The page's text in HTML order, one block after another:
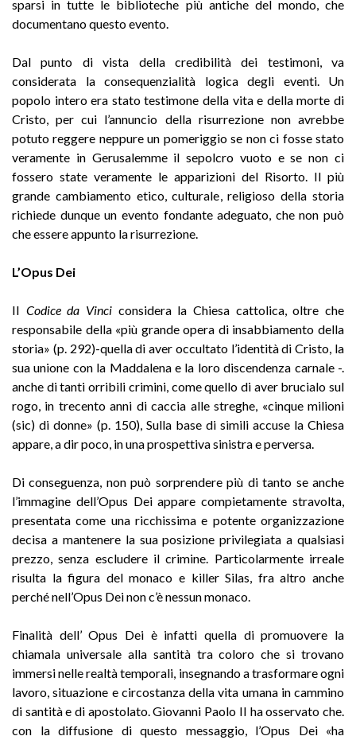
sparsi in tutte le biblioteche più antiche del mondo, che
documentano questo evento.
Dal punto di vista della credibilità dei testimoni, va
considerata la consequenzialità logica degli eventi. Un
popolo intero era stato testimone della vita e della morte di
Cristo, per cui l’annuncio della risurrezione non avrebbe
potuto reggere neppure un pomeriggio se non ci fosse stato
veramente in Gerusalemme il sepolcro vuoto e se non ci
fossero state veramente le apparizioni del Risorto. Il più
grande cambiamento etico, culturale, religioso della storia
richiede dunque un evento fondante adeguato, che non può
che essere appunto la risurrezione.
L’Opus Dei
II Codice da Vinci considera la Chiesa cattolica, oltre che
responsabile della «più grande opera di insabbiamento della
storia» (p. 292)-quella di aver occultato l’identità di Cristo, la
sua unione con la Maddalena e la loro discendenza carnale -.
anche di tanti orribili crimini, come quello di aver brucialo sul
rogo, in trecento anni di caccia alle streghe, «cinque milioni
(sic) di donne» (p. 150), Sulla base di simili accuse la Chiesa
appare, a dir poco, in una prospettiva sinistra e perversa.
Di conseguenza, non può sorprendere più di tanto se anche
l’immagine dell’Opus Dei appare compietamente stravolta,
presentata come una ricchissima e potente organizzazione
decisa a mantenere la sua posizione privilegiata a qualsiasi
prezzo, senza escludere il crimine. Particolarmente irreale
risulta la figura del monaco e killer Silas, fra altro anche
perché nell’Opus Dei non c’è nessun monaco.
Finalità dell’ Opus Dei è infatti quella di promuovere la
chiamala universale alla santità tra coloro che si trovano
immersi nelle realtà temporali, insegnando a trasformare ogni
lavoro, situazione e circostanza della vita umana in cammino
di santità e di apostolato. Giovanni Paolo II ha osservato che.
con la diffusione di questo messaggio, l’Opus Dei «ha